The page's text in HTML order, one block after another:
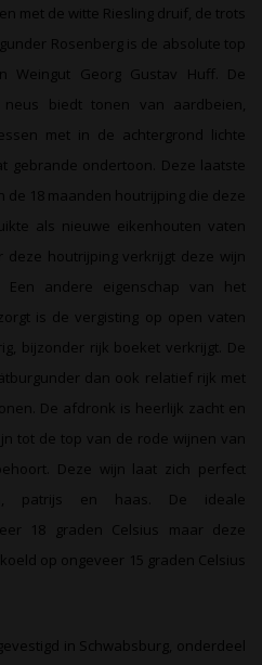
met de witte Riesling druif, de trots
Rosenberg is de absolute top
Georg Gustav Huff. De
biedt tonen van aardbeien,
met in de achtergrond lichte
gebrande ondertoon. Deze laatste
18 maanden houtrijping die deze
als nieuwe eikenhouten vaten
deze houtrijping verkrijgt deze wijn
Een andere eigenschap van het
is de vergisting op open vaten
bijzonder rijk boeket verkrijgt. De
dan ook relatief rijk met
De afdronk is heerlijk zacht en
tot de top van de rode wijnen van
Deze wijn laat zich perfect
patrijs en haas. De ideale
18 graden Celsius maar deze
op ongeveer 15 graden Celsius
in Schwabsburg, onderdeel